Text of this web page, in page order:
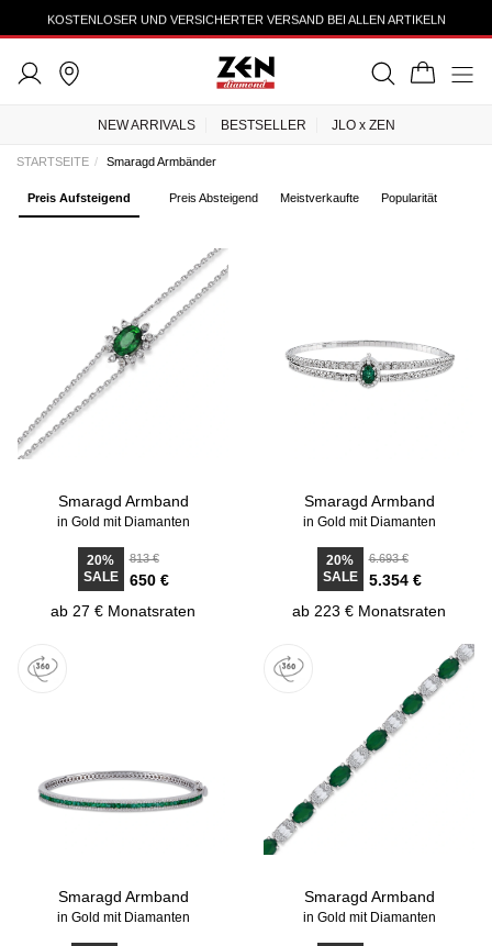
KOSTENLOSER UND VERSICHERTER VERSAND BEI ALLEN ARTIKELN
NEW ARRIVALS BESTSELLER JLO x ZEN
STARTSEITE Smaragd Armbänder
Preis Aufsteigend Preis Absteigend Meistverkaufte Popularität
Smaragd Armband
in Gold mit Diamanten
20%
SALE
813 €
650 €
ab 27 € Monatsraten
Smaragd Armband
in Gold mit Diamanten
20%
SALE
6.693 €
5.354 €
ab 223 € Monatsraten
Smaragd Armband
in Gold mit Diamanten
Smaragd Armband
in Gold mit Diamanten